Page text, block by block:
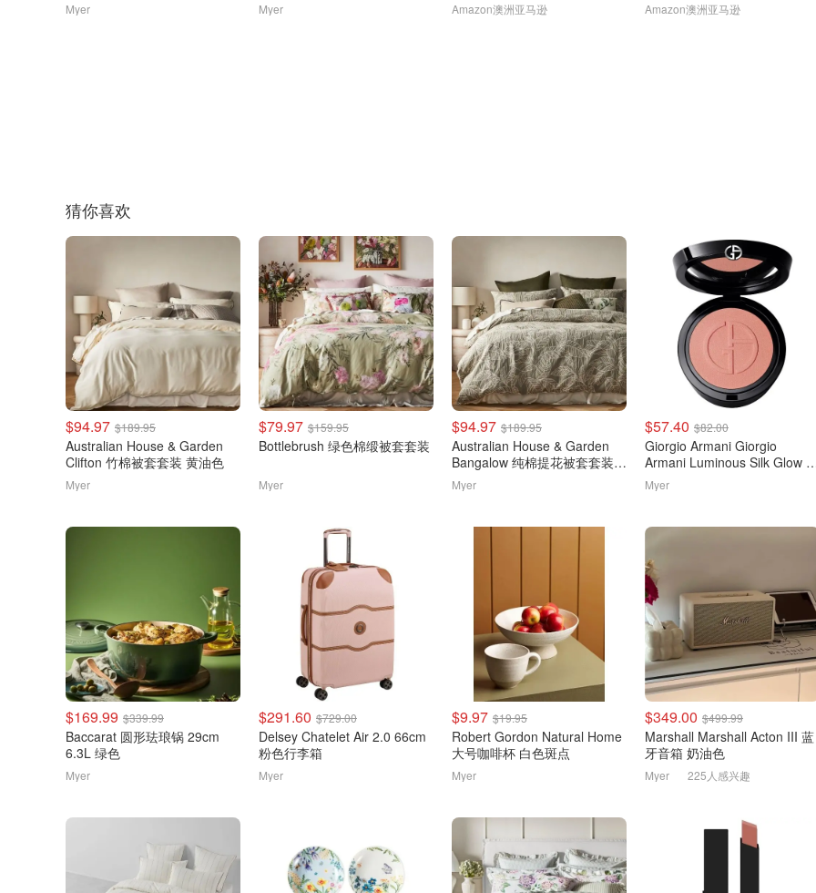
Myer Myer Amazon澳洲亚马逊 Amazon澳洲亚马逊
猜你喜欢
$94.97 $189.95
Australian House & Garden
Clifton 竹棉被套套装 黄油色
Myer
$79.97 $159.95
Bottlebrush 绿色棉缎被套套装
Myer
$94.97 $189.95
Australian House & Garden
Bangalow 纯棉提花被套套装
橄榄绿
Myer
$57.40 $82.00
Giorgio Armani Giorgio
Armani Luminous Silk Glow
红
Myer
$169.99 $339.99
Baccarat 圆形珐琅锅 29cm
6.3L 绿色
Myer
$291.60 $729.00
Delsey Chatelet Air 2.0 66cm
粉色行李箱
Myer
$9.97 $19.95
Robert Gordon Natural Home
大号咖啡杯 白色斑点
Myer
$349.00 $499.99
Marshall Marshall Acton III 蓝
牙音箱 奶油色
Myer 225人感兴趣